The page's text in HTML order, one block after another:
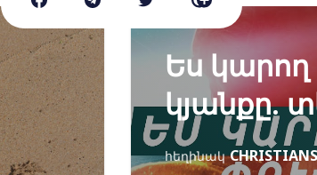
Ես կարող
կյանքը.
հեղինակ